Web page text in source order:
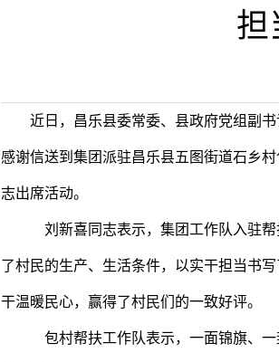
担
近日， 昌乐县委常委、县政府党组副
感谢信送到集团派驻昌乐县五图街道石乡
志出席活动。
刘新喜同志表示，集团工作队入驻
了村民的生产、生活条件，以实干担当书
干温暖民心， 赢得了村民们的一致好评。
包村帮扶工作队表示， 一面锦旗、 一